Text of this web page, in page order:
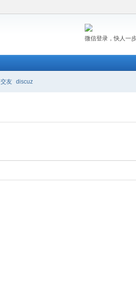
微信登录，快人一
交友 discuz